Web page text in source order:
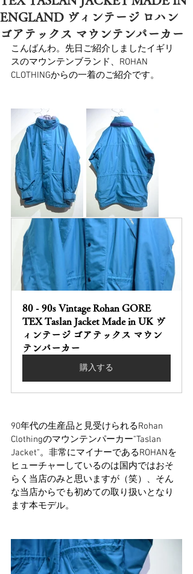
ENGLAND ヴィンテージ ロハン
ゴアテックス マウンテンパーカー
こんばんわ。先日ご紹介しましたイギリ
スのマウンテンブランド、ROHAN
CLOTHINGからの一着のご紹介です。
80 - 90s Vintage Rohan GORE
TEX Taslan Jacket Made in UK ヴ
ィンテージ ゴアテックス マウン
テンパーカー
購入する
90年代の生産品と見受けられるRohan
Clothingのマウンテンパーカー"Taslan
Jacket"。非常にマイナーであるROHANを
ヒューチャーしているのは国内ではおそ
らく当店のみと思いますが（笑）、そん
な当店からでも初めての取り扱いとなり
ます本モデル。